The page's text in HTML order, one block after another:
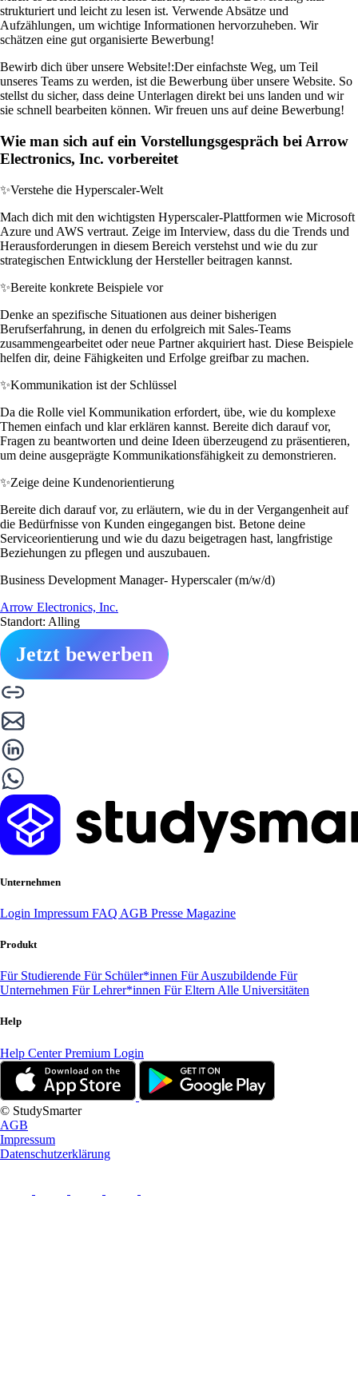
strukturiert und leicht zu lesen ist. Verwende Absätze und
Aufzählungen, um wichtige Informationen hervorzuheben. Wir
schätzen eine gut organisierte Bewerbung!
Bewirb dich über unsere Website!:Der einfachste Weg, um Teil
unseres Teams zu werden, ist die Bewerbung über unsere Website. So
stellst du sicher, dass deine Unterlagen direkt bei uns landen und wir
sie schnell bearbeiten können. Wir freuen uns auf deine Bewerbung!
Wie man sich auf ein Vorstellungsgespräch bei Arrow
Electronics, Inc. vorbereitet
✨Verstehe die Hyperscaler-Welt
Mach dich mit den wichtigsten Hyperscaler-Plattformen wie Microsoft
Azure und AWS vertraut. Zeige im Interview, dass du die Trends und
Herausforderungen in diesem Bereich verstehst und wie du zur
strategischen Entwicklung der Hersteller beitragen kannst.
✨Bereite konkrete Beispiele vor
Denke an spezifische Situationen aus deiner bisherigen
Berufserfahrung, in denen du erfolgreich mit Sales-Teams
zusammengearbeitet oder neue Partner akquiriert hast. Diese Beispiele
helfen dir, deine Fähigkeiten und Erfolge greifbar zu machen.
✨Kommunikation ist der Schlüssel
Da die Rolle viel Kommunikation erfordert, übe, wie du komplexe
Themen einfach und klar erklären kannst. Bereite dich darauf vor,
Fragen zu beantworten und deine Ideen überzeugend zu präsentieren,
um deine ausgeprägte Kommunikationsfähigkeit zu demonstrieren.
✨Zeige deine Kundenorientierung
Bereite dich darauf vor, zu erläutern, wie du in der Vergangenheit auf
die Bedürfnisse von Kunden eingegangen bist. Betone deine
Serviceorientierung und wie du dazu beigetragen hast, langfristige
Beziehungen zu pflegen und auszubauen.
Business Development Manager- Hyperscaler (m/w/d)
Arrow Electronics, Inc.
Standort: Alling
Jetzt bewerben
Unternehmen
Login Impressum FAQ AGB Presse Magazine
Produkt
Für Studierende Für Schüler*innen Für Auszubildende Für
Unternehmen Für Lehrer*innen Für Eltern Alle Universitäten
Help
Help CenterPremium Login
© StudySmarter
AGB
Impressum
Datenschutzerklärung